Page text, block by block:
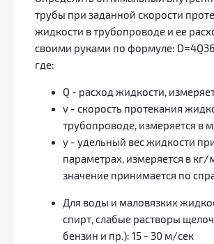
трубы при заданной скорости
жидкости в трубопроводе и ее
своими руками по формуле:
где:
Q - расход жидкости,
v - скорость протекания
трубопроводе, измеряется в
y - удельный вес жидкости
параметрах, измеряется в кг/
значение принимается по
Для воды и маловязких
спирт, слабые растворы
бензин и пр.): 15 - 30 м/сек